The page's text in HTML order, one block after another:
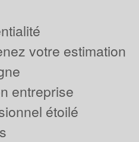
votre estimation
entreprise
étoilé